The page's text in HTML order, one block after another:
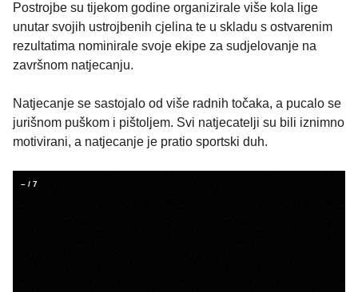
Postrojbe su tijekom godine organizirale više kola lige
unutar svojih ustrojbenih cjelina te u skladu s ostvarenim
rezultatima nominirale svoje ekipe za sudjelovanje na
završnom natjecanju.
Natjecanje se sastojalo od više radnih točaka, a pucalo se
jurišnom puškom i pištoljem. Svi natjecatelji su bili iznimno
motivirani, a natjecanje je pratio sportski duh.
– / 7